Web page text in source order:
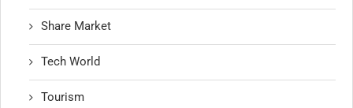
Share Market
Tech World
Tourism